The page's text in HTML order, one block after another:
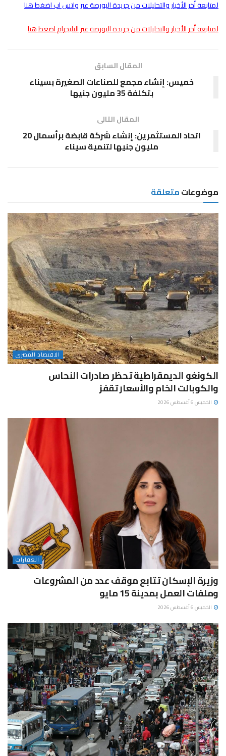
لمتابعة أخر الأخبار والتحليلات من جريدة البورصة عبر واتس اب اضغط هنا
لمتابعة أخر الأخبار والتحليلات من جريدة البورصة عبر التليجرام اضغط هنا
المقال السابق
خميس: إنشاء مجمع للصناعات الصغيرة بسيناء
بتكلفة 35 مليون جنيها
المقال التالى
اتحاد المستثمرين: إنشاء شركة قابضة برأسمال 20
مليون جنيها لتنمية سيناء
موضوعاتمتعلقة
الاقتصاد المصرى
الكونغو الديمقراطية تحظر صادرات النحاس
والكوبالت الخام والأسعار تقفز
الخميس 6 أغسطس 2026
العقارات
وزيرة الإسكان تتابع موقف عدد من المشروعات
وملفات العمل بمدينة 15 مايو
الخميس 6 أغسطس 2026